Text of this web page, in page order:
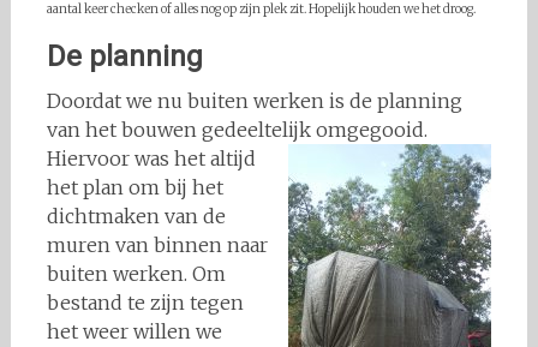
aantal keer checken of alles nog op zijn plek zit. Hopelijk houden we het droog.
De planning
Doordat we nu buiten werken is de planning
van het bouwen gedeeltelijk omgegooid.
Hiervoor was het altijd
het plan om bij het
dichtmaken van de
muren van binnen naar
buiten werken. Om
bestand te zijn tegen
het weer willen we